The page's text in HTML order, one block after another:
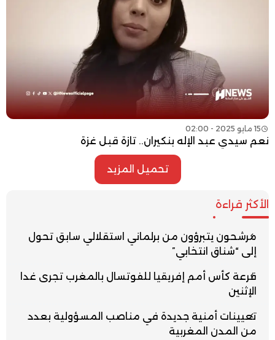
15 مايو 2025 - 02:00
نعم سيدي عبد الإله بنكيران.. تازة قبل غزة
تحميل المزيد
الأكثر قراءة
مرشحون يتبرؤون من برلماني استقلالي سابق تحول
إلى “شناق انتخابي”
قرعة كأس أمم إفريقيا للفوتسال بالمغرب تجرى غدا
الإثنين
تعيينات أمنية جديدة في مناصب المسؤولية بعدد
من المدن المغربية